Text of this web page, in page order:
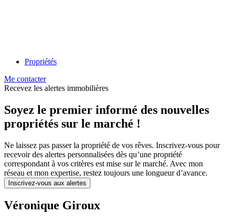
Propriétés
Me contacter
Recevez les alertes immobilières
Soyez le premier informé des nouvelles
propriétés sur le marché !
Ne laissez pas passer la propriété de vos rêves. Inscrivez-vous pour
recevoir des alertes personnalisées dès qu’une propriété
correspondant à vos critères est mise sur le marché. Avec mon
réseau et mon expertise, restez toujours une longueur d’avance.
Inscrivez-vous aux alertes
Véronique Giroux